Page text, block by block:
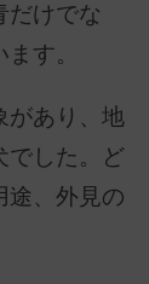
だけでな
す。
があり、地
でした。ど
途、外見の